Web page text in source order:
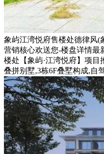
象屿江湾悦府售楼处德律风(
营销核心欢送您-楼盘详情最
楼处【象屿·江湾悦府】项目
叠拼别墅,3栋6F叠墅构成,自